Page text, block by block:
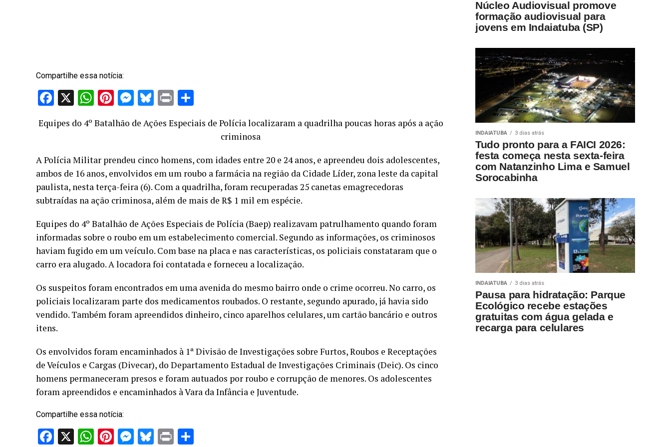
Compartilhe essa notícia:
Facebook
X WhatsApp
Pinterest
Messenger
Bluesky
Print
Equipes do 4º Batalhão de Ações Especiais de Polícia localizaram a quadrilha poucas horas após a ação
criminosa
A Polícia Militar prendeu cinco homens, com idades entre 20 e 24 anos, e apreendeu dois adolescentes,
ambos de 16 anos, envolvidos em um roubo a farmácia na região da Cidade Líder, zona leste da capital
paulista, nesta terça-feira (6). Com a quadrilha, foram recuperadas 25 canetas emagrecedoras
subtraídas na ação criminosa, além de mais de R$ 1 mil em espécie.
Equipes do 4º Batalhão de Ações Especiais de Polícia (Baep) realizavam patrulhamento quando foram
informadas sobre o roubo em um estabelecimento comercial. Segundo as informações, os criminosos
haviam fugido em um veículo. Com base na placa e nas características, os policiais constataram que o
carro era alugado. A locadora foi contatada e forneceu a localização.
Os suspeitos foram encontrados em uma avenida do mesmo bairro onde o crime ocorreu. No carro, os
policiais localizaram parte dos medicamentos roubados. O restante, segundo apurado, já havia sido
vendido. Também foram apreendidos dinheiro, cinco aparelhos celulares, um cartão bancário e outros
itens.
Os envolvidos foram encaminhados à 1ª Divisão de Investigações sobre Furtos, Roubos e Receptações
de Veículos e Cargas (Divecar), do Departamento Estadual de Investigações Criminais (Deic). Os cinco
homens permaneceram presos e foram autuados por roubo e corrupção de menores. Os adolescentes
foram apreendidos e encaminhados à Vara da Infância e Juventude.
Compartilhe essa notícia:
Facebook
X WhatsApp
Pinterest
Messenger
Bluesky
Print
Núcleo Audiovisual promove
formação audiovisual para
jovens em Indaiatuba (SP)
INDAIATUBA 3 dias atrás
Tudo pronto para a FAICI 2026:
festa começa nesta sexta-feira
com Natanzinho Lima e Samuel
Sorocabinha
INDAIATUBA 3 dias atrás
Pausa para hidratação: Parque
Ecológico recebe estações
gratuitas com água gelada e
recarga para celulares